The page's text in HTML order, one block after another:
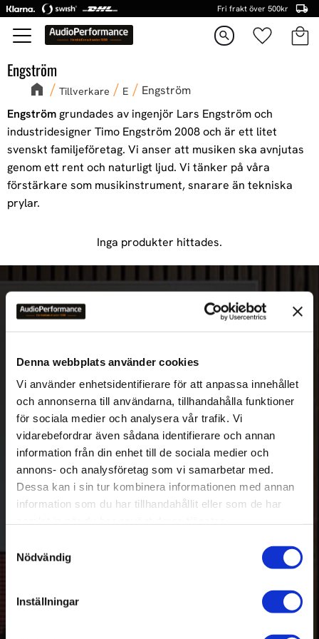
Denna webbplats använder cookies
Vi använder enhetsidentifierare för att anpassa innehållet
och annonserna till användarna, tillhandahålla funktioner
för sociala medier och analysera vår trafik. Vi
vidarebefordrar även sådana identifierare och annan
information från din enhet till de sociala medier och
annons- och analysföretag som vi samarbetar med.
Dessa kan i sin tur kombinera informationen med annan
information som du har tillhandahållit eller som de har
c
Nödvändig
Inställningar
Meny
Fri frakt över 500kr
search Favoriter
Engström
Tillverkare E
Engström
Engström grundades av ingenjör Lars Engström och
industridesigner Timo Engström 2008 och är ett litet
svenskt familjeföretag. Vi anser att musiken ska avnjutas
genom ett rent och naturligt ljud. Vi tänker på våra
förstärkare som musikinstrument, snarare än tekniska
prylar.
Inga produkter hittades.
Nyhetsbrev
PRENUMERERA
Dina personuppgifter behandlas i enlighet med vårintegritetspolicy
Kontakta oss
443 61 Stenkullen